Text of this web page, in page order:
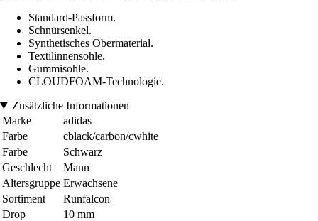
Standard-Passform.
Schnürsenkel.
Synthetisches Obermaterial.
Textilinnensohle.
Gummisohle.
CLOUDFOAM-Technologie.
Zusätzliche Informationen
Marke
adidas
Farbe
cblack/carbon/cwhite
Farbe
Schwarz
Geschlecht
Mann
Altersgruppe Erwachsene
Sortiment
Runfalcon
Drop
10 mm